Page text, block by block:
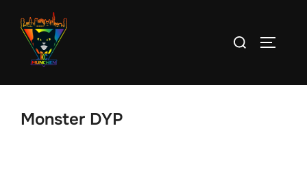
Inhalt
springen
Suchen
Monster DYP